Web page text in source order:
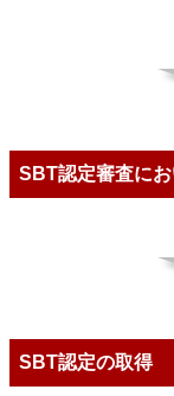
SBT認定審査に
SBT認定の取得